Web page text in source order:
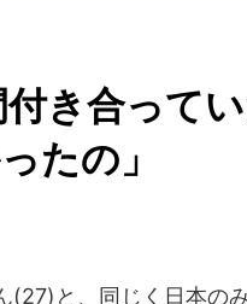
付き合って
たの」
と、同じく日本の